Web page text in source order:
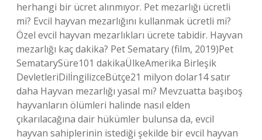
herhangi bir ücret alınmıyor. Pet mezarlığı ücretli
mi? Evcil hayvan mezarlığını kullanmak ücretli mi?
Özel evcil hayvan mezarlıkları ücrete tabidir. Hayvan
mezarlığı kaç dakika? Pet Sematary (film, 2019)Pet
SematarySüre101 dakikaÜlkeAmerika Birleşik
DevletleriDilİngilizceBütçe21 milyon dolar14 satır
daha Hayvan mezarlığı yasal mı? Mevzuatta başıboş
hayvanların ölümleri halinde nasıl elden
çıkarılacağına dair hükümler bulunsa da, evcil
hayvan sahiplerinin istediği şekilde bir evcil hayvan